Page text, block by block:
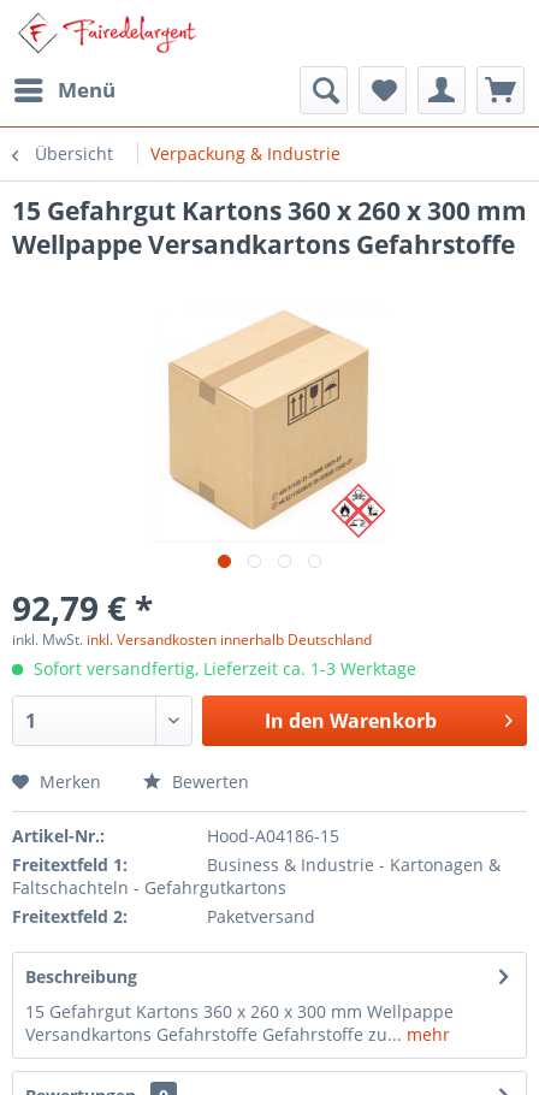
Menü
Übersicht Verpackung & Industrie
15 Gefahrgut Kartons 360 x 260 x 300 mm
Wellpappe Versandkartons Gefahrstoffe
92,79 € *
inkl. MwSt. inkl. Versandkosten innerhalb Deutschland
Sofort versandfertig, Lieferzeit ca. 1-3 Werktage
In den Warenkorb
Merken Bewerten
Artikel-Nr.:
Hood-A04186-15
Freitextfeld 1:
Business & Industrie - Kartonagen &
Faltschachteln - Gefahrgutkartons
Freitextfeld 2:
Paketversand
Beschreibung
15 Gefahrgut Kartons 360 x 260 x 300 mm Wellpappe
Versandkartons Gefahrstoffe Gefahrstoffe zu... mehr